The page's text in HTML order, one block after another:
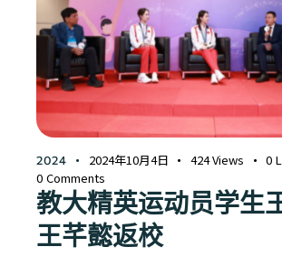
2024 2024年10月4日 424 Views 0
0 Comments
教大精英运动员学生
王芊懿返校